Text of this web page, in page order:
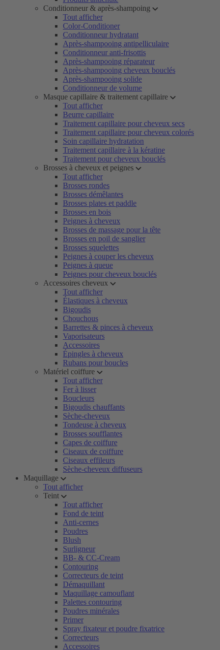
Conditionneur & après-shampoing
Tout afficher
Color-Conditioner
Conditionneur hydratant
Après-shampooing antipelliculaire
Conditionneur anti-frisottis
Après-shampooing réparateur
Après-shampooing cheveux bouclés
Après-shampooing solide
Conditionneur de volume
Masque capillaire & traitement capillaire
Tout afficher
Beurre capillaire
Traitement capillaire pour cheveux secs
Traitement capillaire pour cheveux colorés
Soin capillaire hydratation
Traitement capillaire à la kératine
Traitement pour cheveux bouclés
Brosses à cheveux et peignes
Tout afficher
Brosses rondes
Brosses démêlantes
Brosses plates et paddle
Brosses en bois
Peignes à cheveux
Brosses de massage pour la tête
Brosses en poil de sanglier
Brosses squelettes
Peignes à couper les cheveux
Peignes à queue
Peignes pour cheveux bouclés
Accessoires cheveux
Tout afficher
Élastiques à cheveux
Bigoudis
Chouchous
Barrettes & pinces à cheveux
Vaporisateurs
Accessoires
Épingles à cheveux
Rubans pour boucles
Matériel coiffure
Tout afficher
Fer à lisser
Boucleurs
Bigoudis chauffants
Sèche-cheveux
Tondeuse à cheveux
Brosses soufflantes
Capes de coiffure
Ciseaux de coiffure
Ciseaux effileurs
Sèche-cheveux diffuseurs
Maquillage
Tout afficher
Teint
Tout afficher
Fond de teint
Anti-cernes
Poudres
Blush
Surligneur
BB- & CC-Cream
Contouring
Correcteurs de teint
Démaquillant
Maquillage camouflant
Palettes contouring
Poudres minérales
Primer
Spray fixateur et poudre fixatrice
Correcteurs
Accessoires